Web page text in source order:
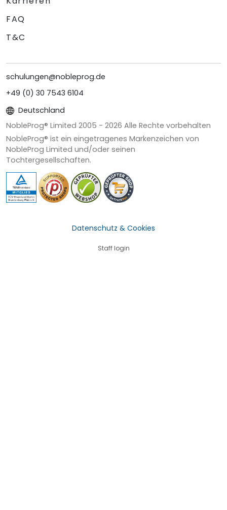
FAQ
T&C
schulungen@nobleprog.de
+49 (0) 30 7543 6104
Deutschland
NobleProg® Limited 2005 - 2026 Alle Rechte vorbehalten
NobleProg® ist ein eingetragenes Markenzeichen von
NobleProg Limited und/oder seinen
Tochtergesellschaften.
Datenschutz & Cookies
Staff login